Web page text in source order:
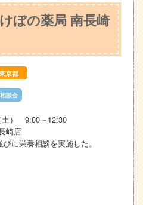
ぼの薬局 南長崎
京都
談会
土） 9:00～12:30
崎店
栄養相談を実施した。